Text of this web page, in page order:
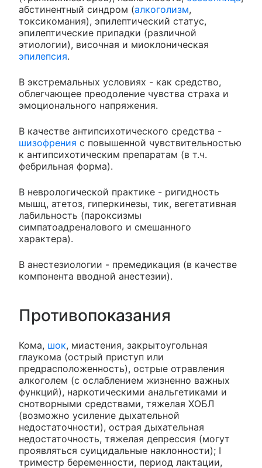
абстинентный синдром (алкоголизм,
токсикомания), эпилептический статус,
эпилептические припадки (различной
этиологии), височная и миоклоническая
эпилепсия.
В экстремальных условиях - как средство,
облегчающее преодоление чувства страха и
эмоционального напряжения.
В качестве антипсихотического средства -
шизофрения с повышенной чувствительностью
к антипсихотическим препаратам (в т.ч.
фебрильная форма).
В неврологической практике - ригидность
мышц, атетоз, гиперкинезы, тик, вегетативная
лабильность (пароксизмы
симпатоадреналового и смешанного
характера).
В анестезиологии - премедикация (в качестве
компонента вводной анестезии).
Противопоказания
Кома, шок, миастения, закрытоугольная
глаукома (острый приступ или
предрасположенность), острые отравления
алкоголем (с ослаблением жизненно важных
функций), наркотическими анальгетиками и
снотворными средствами, тяжелая ХОБЛ
(возможно усиление дыхательной
недостаточности), острая дыхательная
недостаточность, тяжелая депрессия (могут
проявляться суицидальные наклонности); I
триместр беременности, период лактации,